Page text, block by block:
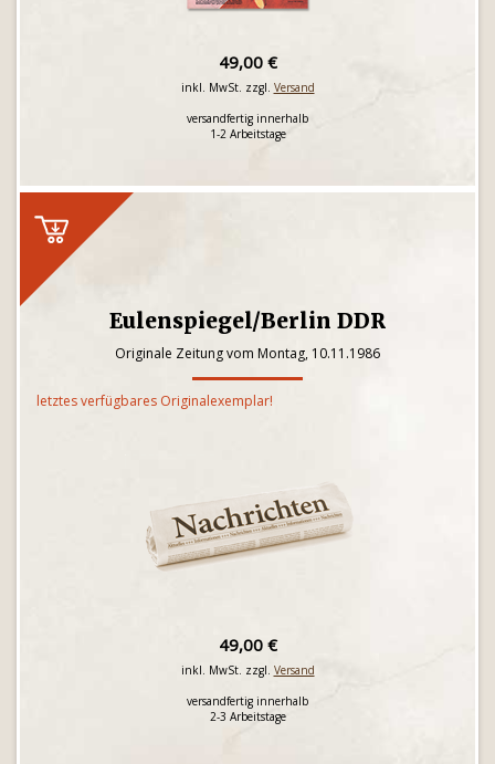
49,00 €
inkl. MwSt. zzgl. Versand
versandfertig innerhalb
1-2 Arbeitstage
Eulenspiegel/Berlin DDR
Originale Zeitung vom Montag, 10.11.1986
letztes verfügbares Originalexemplar!
49,00 €
inkl. MwSt. zzgl. Versand
versandfertig innerhalb
2-3 Arbeitstage